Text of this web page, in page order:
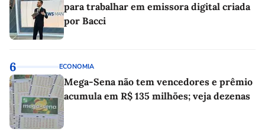
para trabalhar em emissora digital criada
por Bacci
6 ECONOMIA
Mega-Sena não tem vencedores e prêmio
acumula em R$ 135 milhões; veja dezenas